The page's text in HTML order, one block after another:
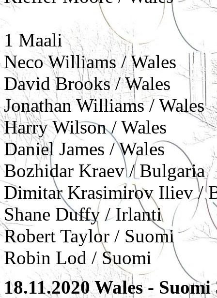
1 Maali
Neco Williams / Wales
David Brooks / Wales
Jonathan Williams / Wales
Harry Wilson / Wales
Daniel James / Wales
Bozhidar Kraev / Bulgaria
Dimitar Krasimirov Iliev /
Shane Duffy / Irlanti
Robert Taylor / Suomi
Robin Lod / Suomi
18.11.2020 Wales -